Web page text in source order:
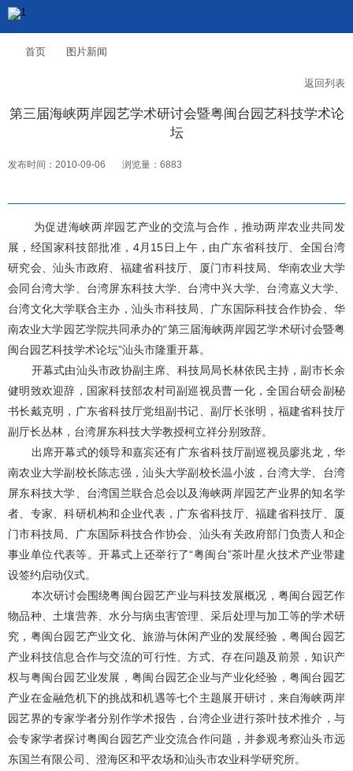
首页 图片新闻
返回列表
第三届海峡两岸园艺学术研讨会暨粤闽台园艺科技学术论
坛
发布时间：2010-09-06 浏览量：6883
为促进海峡两岸园艺产业的交流与合作，推动两岸农业共同发
展，经国家科技部批准，4月15日上午，由广东省科技厅、全国台湾
研究会、汕头市政府、福建省科技厅、厦门市科技局、华南农业大学
会同台湾大学、台湾屏东科技大学、台湾中兴大学、台湾嘉义大学、
台湾文化大学联合主办，汕头市科技局、广东国际科技合作协会、华
南农业大学园艺学院共同承办的“第三届海峡两岸园艺学术研讨会暨粤
闽台园艺科技学术论坛”汕头市隆重开幕。
开幕式由汕头市政协副主席、科技局局长林依民主持，副市长余
健明致欢迎辞，国家科技部农村司副巡视员曹一化，全国台研会副秘
书长戴克明，广东省科技厅党组副书记、副厅长张明，福建省科技厅
副厅长丛林，台湾屏东科技大学教授柯立祥分别致辞。
出席开幕式的领导和嘉宾还有广东省科技厅副巡视员廖兆龙，华
南农业大学副校长陈志强，汕头大学副校长温小波，台湾大学、台湾
屏东科技大学、台湾国兰联合总会以及海峡两岸园艺产业界的知名学
者、专家、科研机构和企业代表，广东省科技厅、福建省科技厅、厦
门市科技局、广东国际科技合作协会、汕头有关政府部门负责人和企
事业单位代表等。开幕式上还举行了“粤闽台”茶叶星火技术产业带建
设签约启动仪式。
本次研讨会围绕粤闽台园艺产业与科技发展概况，粤闽台园艺作
物品种、土壤营养、水分与病虫害管理、采后处理与加工等的学术研
究，粤闽台园艺产业文化、旅游与休闲产业的发展经验，粤闽台园艺
产业科技信息合作与交流的可行性、方式、存在问题及前景，知识产
权与粤闽台园艺业发展，粤闽台园艺企业与产业化经验，粤闽台园艺
产业在金融危机下的挑战和机遇等七个主题展开研讨，来自海峡两岸
园艺界的专家学者分别作学术报告，台湾企业进行茶叶技术推介，与
会专家学者探讨粤闽台园艺产业交流合作问题，并参观考察汕头市远
东国兰有限公司、澄海区和平农场和汕头市农业科学研究所。